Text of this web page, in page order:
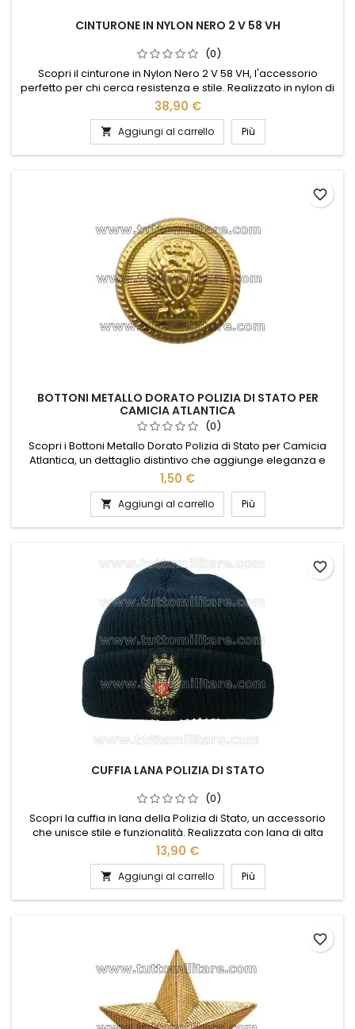
CINTURONE IN NYLON NERO 2 V 58 VH
(0)
Scopri il cinturone in Nylon Nero 2 V 58 VH, l'accessorio
perfetto per chi cerca resistenza e stile. Realizzato in nylon di
alta qualità, questo cinturone offre una durata eccezionale e
un comfort senza pari. Il design elegante e minimalista si
adatta a qualsiasi outfit, mentre la fibbia robusta garantisce
una chiusura sicura. Ideale per l'uso quotidiano...
38,90 €
 Aggiungi al carrello Più
BOTTONI METALLO DORATO POLIZIA DI STATO PER
CAMICIA ATLANTICA
(0)
Scopri i Bottoni Metallo Dorato Polizia di Stato per Camicia
Atlantica, un dettaglio distintivo che aggiunge eleganza e
autorità alla tua uniforme. Realizzati con materiali di alta
qualità, questi bottoni dorati offrono una brillantezza duratura
e una resistenza impeccabile. Il design raffinato e
l'attenzione ai dettagli li rendono perfetti per completare...
1,50 €
 Aggiungi al carrello Più
favorite_border
CUFFIA LANA POLIZIA DI STATO
(0)
Scopri la cuffia in lana della Polizia di Stato, un accessorio
che unisce stile e funzionalità. Realizzata con lana di alta
qualità, offre calore e comfort anche nelle giornate più
fredde. Il design elegante e sobrio, arricchito dal logo
ufficiale, la rende perfetta per chi desidera un look distintivo
e professionale. Ideale per l'uso quotidiano o per...
13,90 €
 Aggiungi al carrello Più
favorite_border
favorite_border